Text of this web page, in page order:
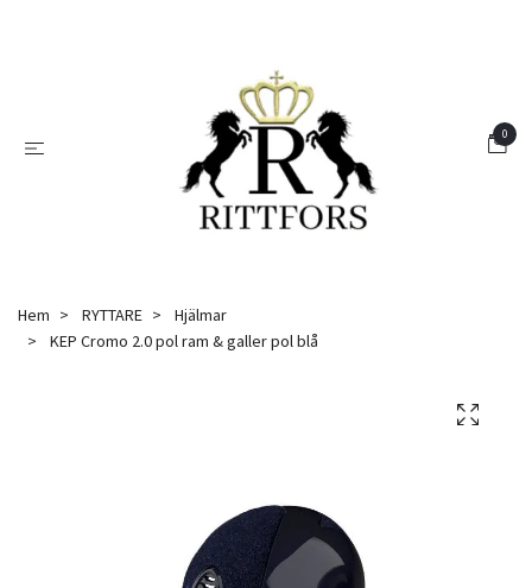
0
Hem RYTTARE
Hjälmar
KEP Cromo 2.0 pol ram & galler pol blå